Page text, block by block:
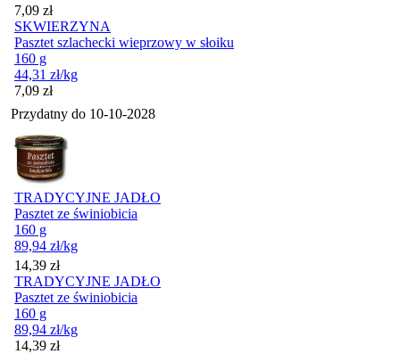
Cena
7,09 zł
SKWIERZYNA
Pasztet szlachecki wieprzowy w słoiku
160 g
44,31 zł/kg
Cena
7,09 zł
Przydatny do 10-10-2028
TRADYCYJNE JADŁO
Pasztet ze świniobicia
160 g
89,94 zł/kg
Cena
14,39 zł
TRADYCYJNE JADŁO
Pasztet ze świniobicia
160 g
89,94 zł/kg
Cena
14,39 zł